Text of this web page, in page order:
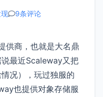
9条评论
供商，也就是大名鼎
最近Scaleway又把
况），玩过独服的
也提供对象存储服